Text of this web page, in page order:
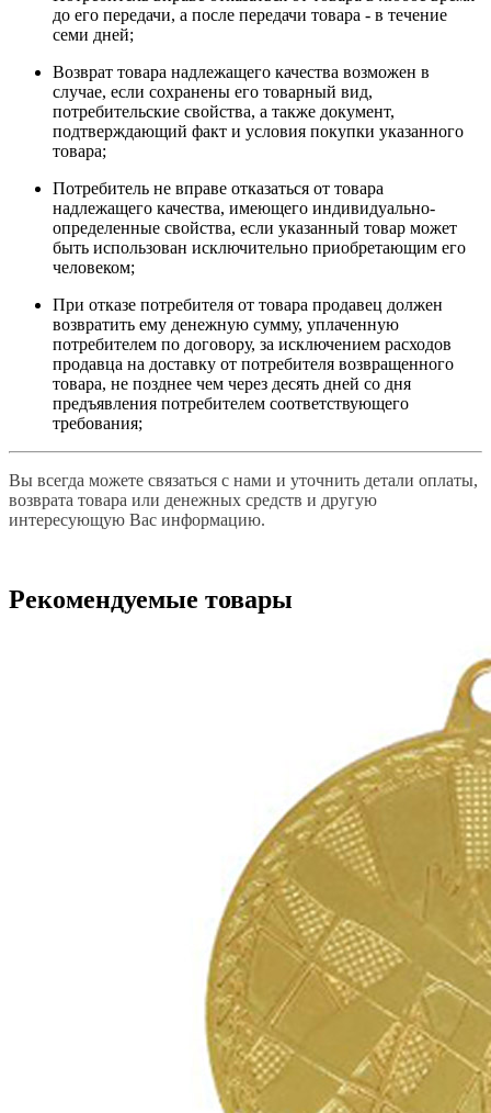
до его передачи, а после передачи товара - в течение
семи дней;
Возврат товара надлежащего качества возможен в
случае, если сохранены его товарный вид,
потребительские свойства, а также документ,
подтверждающий факт и условия покупки указанного
товара;
Потребитель не вправе отказаться от товара
надлежащего качества, имеющего индивидуально-
определенные свойства, если указанный товар может
быть использован исключительно приобретающим его
человеком;
При отказе потребителя от товара продавец должен
возвратить ему денежную сумму, уплаченную
потребителем по договору, за исключением расходов
продавца на доставку от потребителя возвращенного
товара, не позднее чем через десять дней со дня
предъявления потребителем соответствующего
требования;
Вы всегда можете связаться с нами и уточнить детали оплаты,
возврата товара или денежных средств и другую
интересующую Вас информацию.
Рекомендуемые товары